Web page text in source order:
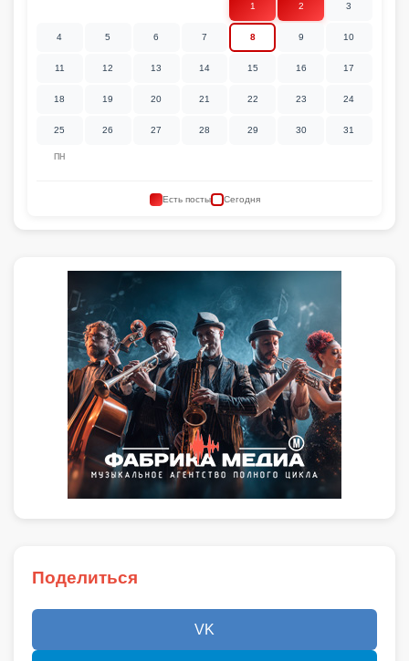
ПН
1 2 3
4 5 6 7 8 9 10
11 12 13 14 15 16 17
18 19 20 21 22 23 24
25 26 27 28 29 30 31
Есть посты Сегодня
Поделиться
VK